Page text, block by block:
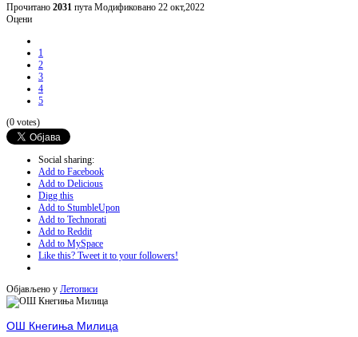
Прочитано 2031 пута Модификовано 22 окт,2022
Оцени
1
2
3
4
5
(0 votes)
Social sharing:
Add to Facebook
Add to Delicious
Digg this
Add to StumbleUpon
Add to Technorati
Add to Reddit
Add to MySpace
Like this? Tweet it to your followers!
Објављено у Летописи
ОШ Кнегиња Милица